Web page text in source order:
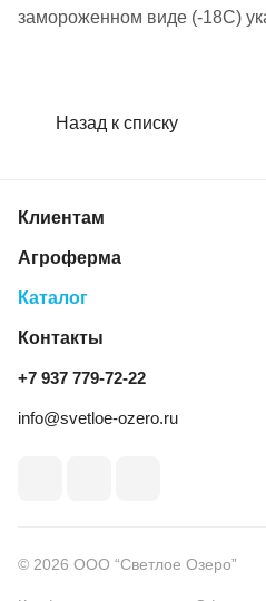
замороженном виде (-18С)
Назад к списку
Клиентам
Агроферма
Каталог
Контакты
+7 937 779‑72‑22
info@svetloe-ozero.ru
© 2026 ООО “Светлое Озеро”